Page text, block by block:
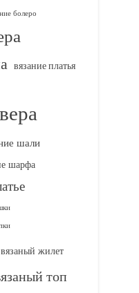
болеро
вязание платья
шали
шарфа
вязаный жилет
топ